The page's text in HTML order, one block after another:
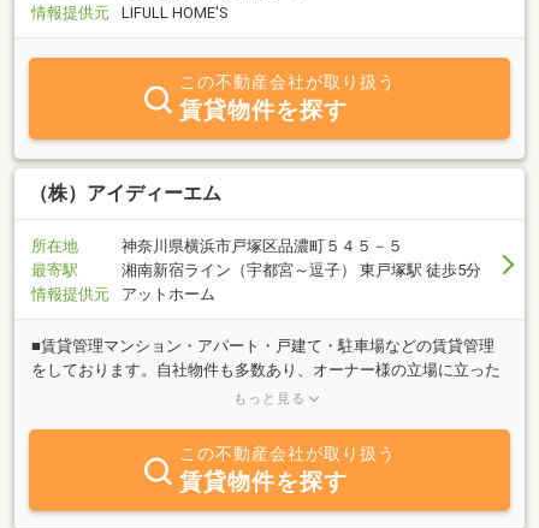
情報提供元
LIFULL HOME'S
この不動産会社が取り扱う
賃貸物件を探す
（株）アイディーエム
所在地
神奈川県横浜市戸塚区品濃町５４５－５
最寄駅
湘南新宿ライン（宇都宮～逗子） 東戸塚駅 徒歩5分
情報提供元
アットホーム
■賃貸管理マンション・アパート・戸建て・駐車場などの賃貸管理
をしております。自社物件も多数あり、オーナー様の立場に立った
ご提案ができます。自社物件で培った独自のノウハウで、大切な資
関する特別措置法により、空き家には、適切な管理が求められるこ
とになりました。放置し管理不全空家になった場合、行政より指
導・勧告を受ける場合があります。また固定資産税評価額が６分の
１になる受託用地の特例を解除され、固定資産税が３～４倍になる
もっと見る
この不動産会社が取り扱う
賃貸物件を探す